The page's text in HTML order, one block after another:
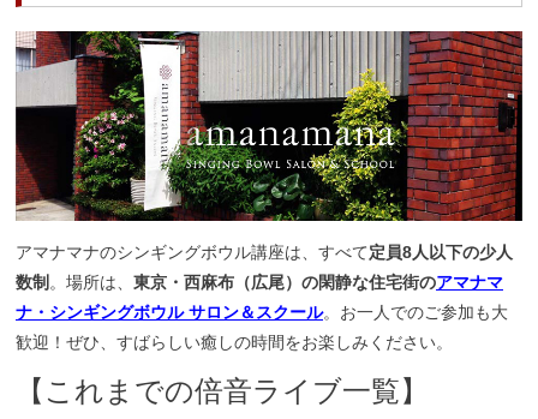
アマナマナのシンギングボウル講座は、すべて定員8人以下の少人
数制 。場所は、 東京・西麻布（広尾）の閑静な住宅街のアマナマ
ナ・シンギングボウル サロン＆スクール。お一人でのご参加も大
歓迎！ぜひ、すばらしい癒しの時間をお楽しみください。
【これまでの倍音ライブ一覧】